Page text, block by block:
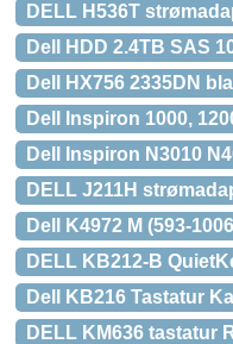
DELL H536T
Dell HDD 2.4TB SAS
Dell HX756 2335DN
Dell Inspiron 1000,
Dell Inspiron N3010
DELL J211H
Dell K4972 M (593-
DELL KB212-B
Dell KB216 Tastatur
DELL KM636 tastatur